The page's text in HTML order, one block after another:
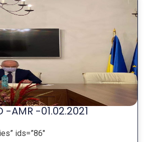
AMR -01.02.2021
ids=”86″